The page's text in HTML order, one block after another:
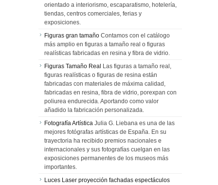
orientado a interiorismo, escaparatismo, hotelería,
tiendas, centros comerciales, ferias y
exposiciones.
Figuras gran tamaño Contamos con el catálogo
más amplio en figuras a tamaño real o figuras
realísticas fabricadas en resina y fibra de vidrio.
Figuras Tamaño Real Las figuras a tamaño real,
figuras realísticas o figuras de resina están
fabricadas con materiales de máxima calidad,
fabricadas en resina, fibra de vidrio, porexpan con
poliurea endurecida. Aportando como valor
añadido la fabricación personalizada.
Fotografía Artística Julia G. Liebana es una de las
mejores fotógrafas artísticas de España. En su
trayectoria ha recibido premios nacionales e
internacionales y sus fotografías cuelgan en las
exposiciones permanentes de los museos más
importantes.
Luces Laser proyección fachadas espectáculos